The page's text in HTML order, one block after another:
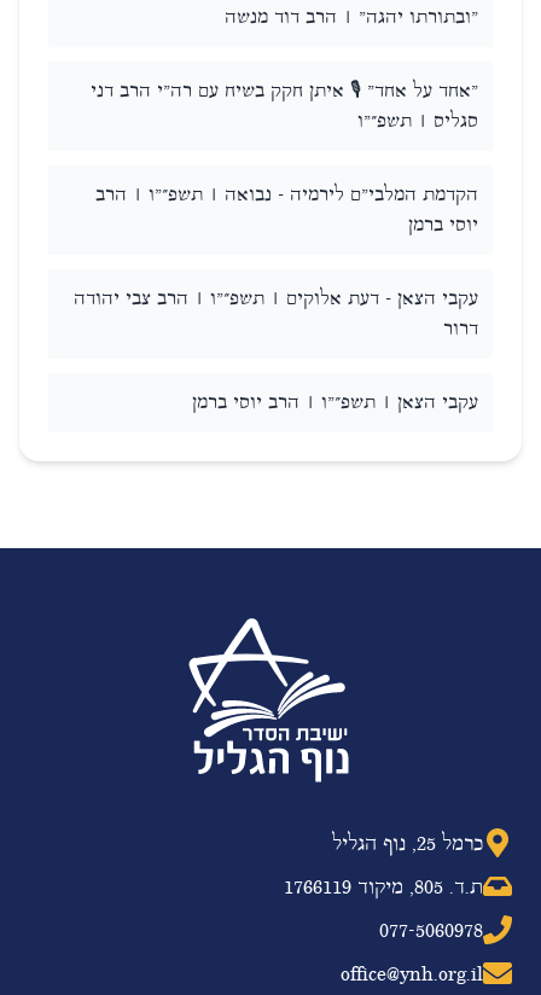
"ובתורתו יהגה" | הרב דוד מנשה
"אחד על אחד" 🎙️ איתן חקק בשיח עם רה"י הרב דני
סגליס | תשפ״"ו
הקדמת המלבי"ם לירמיה - נבואה | תשפ״"ו | הרב
יוסי ברמן
עקבי הצאן - דעת אלוקים | תשפ״"ו | הרב צבי יהודה
דרור
עקבי הצאן | תשפ״"ו | הרב יוסי ברמן
כרמל 25, נוף הגליל
ת.ד. 805, מיקוד 1766119
077-5060978
office@ynh.org.il